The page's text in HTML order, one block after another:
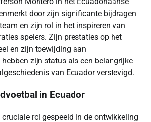
door zijn significante bijdragen
en zijn rol in het inspireren van
spelers. Zijn prestaties op het
en zijn toewijding aan
zijn status als een belangrijke
van Ecuador verstevigd.
in Ecuador
cruciale rol gespeeld in de ontwikkeling